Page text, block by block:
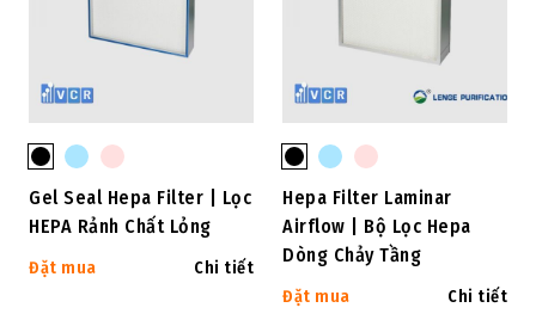
Gel Seal Hepa Filter | Lọc
HEPA Rảnh Chất Lỏng
Đặt mua Chi tiết
Hepa Filter Laminar
Airflow | Bộ Lọc Hepa
Dòng Chảy Tầng
Đặt mua Chi tiết